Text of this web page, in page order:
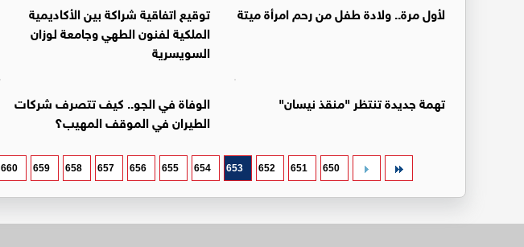
لأول مرة.. ولادة طفل من رحم امرأة ميتة
توقيع اتفاقية شراكة بين الأكاديمية
الملكية لفنون الطهي وجامعة لوزان
السويسرية
تهمة جديدة تنتظر "منقذ نيسان"
الوفاة في الجو.. كيف تتصرف شركات
الطيران في الموقف المهيب؟
650
651
652
653
654
655
656
657
658
659
660